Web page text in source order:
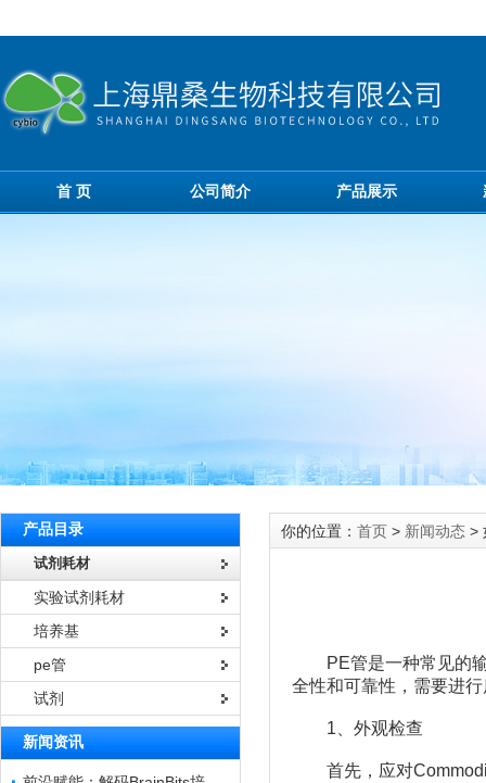
首 页 公司简介 产品展示
产品目录
试剂耗材
实验试剂耗材
培养基
pe管
试剂
新闻资讯
你的位置： 首页 > 新闻动态 >
PE管是一种常见的输
全性和可靠性，需要进
1、外观检查
首先，应对